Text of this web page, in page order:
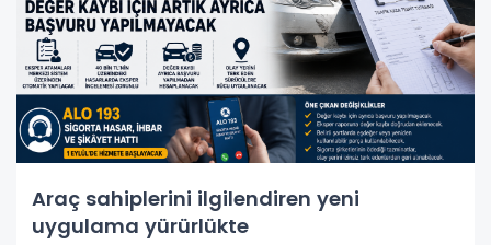
Araç sahiplerini ilgilendiren yeni
uygulama yürürlükte